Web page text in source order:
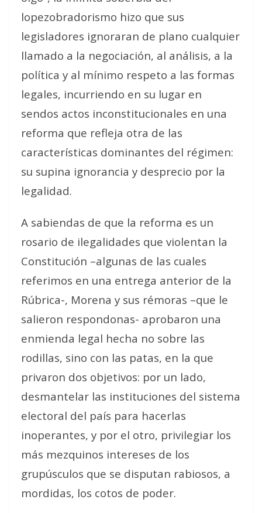
lopezobradorismo hizo que sus
legisladores ignoraran de plano cualquier
llamado a la negociación, al análisis, a la
política y al mínimo respeto a las formas
legales, incurriendo en su lugar en
sendos actos inconstitucionales en una
reforma que refleja otra de las
características dominantes del régimen:
su supina ignorancia y desprecio por la
legalidad.
A sabiendas de que la reforma es un
rosario de ilegalidades que violentan la
Constitución –algunas de las cuales
referimos en una entrega anterior de la
Rúbrica-, Morena y sus rémoras –que le
salieron respondonas- aprobaron una
enmienda legal hecha no sobre las
rodillas, sino con las patas, en la que
privaron dos objetivos: por un lado,
desmantelar las instituciones del sistema
electoral del país para hacerlas
inoperantes, y por el otro, privilegiar los
más mezquinos intereses de los
grupúsculos que se disputan rabiosos, a
mordidas, los cotos de poder.